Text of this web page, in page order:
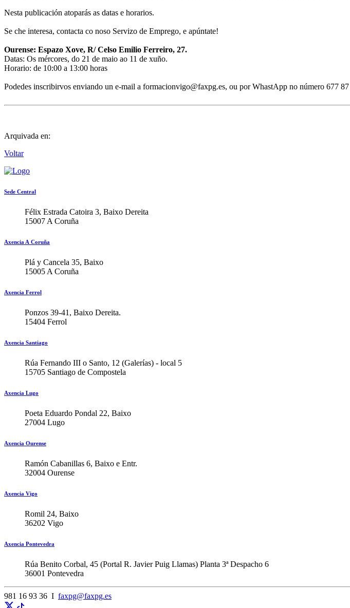
Nesta publicación atoparás as datas e horarios.
Se che interesa, contacta co noso Servizo de Emprego, e apúntate!
Ourense: Espazo Xove, R/ Celso Emilio Ferreiro, 27.
Datas: Os mércores, do 21 de maio ao 11 de xuño.
Horario: de 10:00 a 13:00 horas
Podedes inscribirvos enviando un e-mail a formacionvigo@faxpg.es, ou por WhastApp no número 677
Arquivada en:
Voltar
Sede Central
Félix Estrada Catoira 3, Baixo Dereita
15007 A Coruña
Axencia A Coruña
Plá y Cancela 35, Baixo
15005 A Coruña
Axencia Ferrol
Ponzos 39-41, Baixo Dereita.
15404 Ferrol
Axencia Santiago
Rúa Fernando III o Santo, 12 (Galerías) - local 5
15705 Santiago de Compostela
Axencia Lugo
Poeta Eduardo Pondal 22, Baixo
27004 Lugo
Axencia Ourense
Ramón Cabanillas 6, Baixo e Entr.
32004 Ourense
Axencia Vigo
Romil 24, Baixo
36202 Vigo
Axencia Pontevedra
Rúa Benito Corbal, 45 (Portal R. Javier Puig Llamas) Planta 3ª Despacho 6
36001 Pontevedra
981 16 93 36 I faxpg@faxpg.es